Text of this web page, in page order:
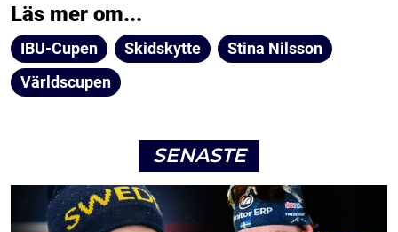
Läs mer om...
IBU-Cupen Skidskytte
Stina Nilsson
Världscupen
SENASTE